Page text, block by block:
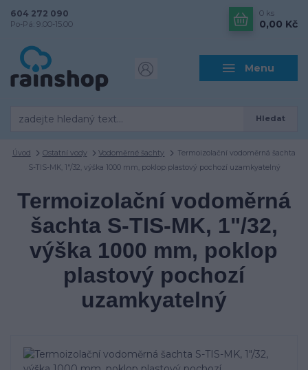
Menu
Hledat
604 272 090
Po-Pá: 9.00-15.00
0 ks
0,00 Kč
Úvod Ostatní vody Vodoměrné šachty
Termoizolační vodoměrná šachta
S-TIS-MK, 1"/32, výška 1000 mm, poklop plastový pochozí uzamkyatelný
Termoizolační vodoměrná
šachta S-TIS-MK, 1"/32,
výška 1000 mm, poklop
plastový pochozí
uzamkyatelný